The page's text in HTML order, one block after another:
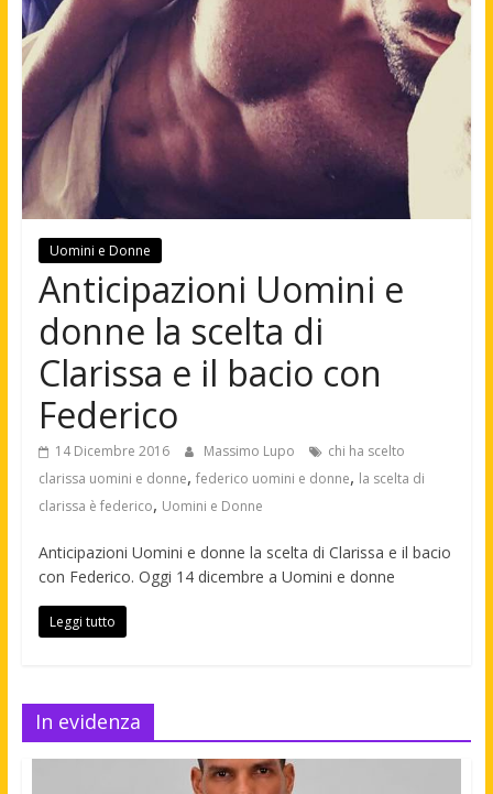
Uomini e Donne
Anticipazioni Uomini e
donne la scelta di
Clarissa e il bacio con
Federico
14 Dicembre 2016 Massimo Lupo
chi ha scelto
clarissa uomini e donne, federico uomini e donne, la scelta di
clarissa è federico, Uomini e Donne
Anticipazioni Uomini e donne la scelta di Clarissa e il bacio
con Federico. Oggi 14 dicembre a Uomini e donne
Leggi tutto
In evidenza